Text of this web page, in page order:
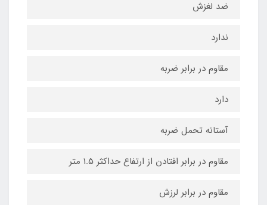
ضد لغزش
ندارد
مقاوم در برابر ضربه
دارد
آستانه تحمل ضربه
مقاوم در برابر افتادن از ارتفاع حداکثر 1.5 متر
مقاوم در برابر لرزش